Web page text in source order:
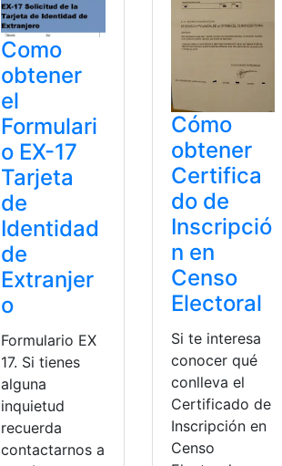
Como
obtener
el
Formulari
o EX-17
Tarjeta
de
Identidad
de
Extranjer
o
Formulario EX
17. Si tienes
alguna
inquietud
recuerda
contactarnos a
Cómo
obtener
Certifica
do de
Inscripció
n en
Censo
Electoral
Si te interesa
conocer qué
conlleva el
Certificado de
Inscripción en
Censo